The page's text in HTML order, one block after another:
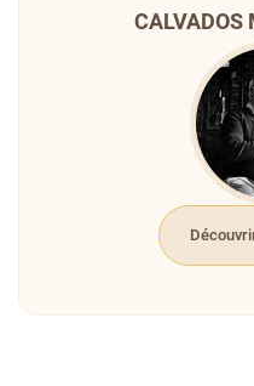
CALVADOS